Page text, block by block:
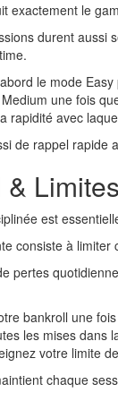
exactement le
durent aussi
le mode
une fois
rapidité avec
de rappel rapide
&
est
consiste à
pertes
bankroll une
les mises dans
votre limite
chaque